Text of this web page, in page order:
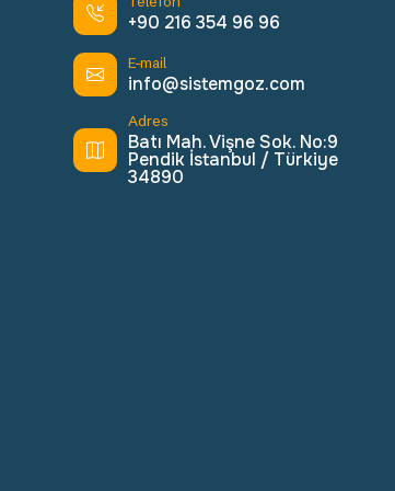
+90 216 354 96 96
E-mail
info@sistemgoz.com
Adres
Batı Mah. Vişne Sok. No:9
Pendik İstanbul / Türkiye
34890